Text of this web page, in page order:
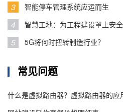
3 智能停车管理系统应运而生
4 智慧工地：为工程建设罩上安
5 5G将何时扭转制造行业？
常见问题
什么是虚拟路由器？虚拟路由器的应